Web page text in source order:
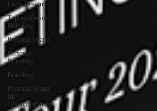
Logo Design
Typografie im
Branding
Personal Brand
Personal
Branding
Branding
Personal Brand
für
Geschäftsführer